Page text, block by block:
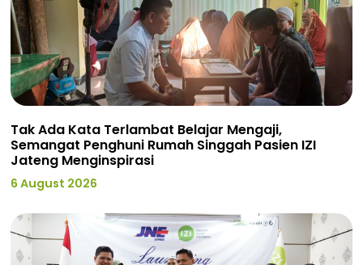
Tak Ada Kata Terlambat Belajar Mengaji,
Semangat Penghuni Rumah Singgah Pasien IZI
Jateng Menginspirasi
6 August 2026